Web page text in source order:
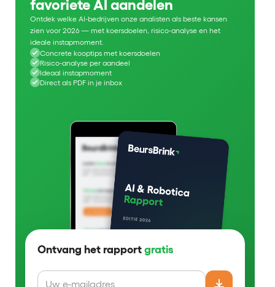
favoriete AI aandelen
Ontdek welke AI-bedrijven onze analisten als beste kansen
zien voor 2026 — met koersdoelen, risico-analyse en het
ideale instapmoment.
Concrete kooptips met koersdoelen
Risico-analyse per aandeel
Ideaal instapmoment
Direct als PDF in je inbox
Ontvang het rapport gratis